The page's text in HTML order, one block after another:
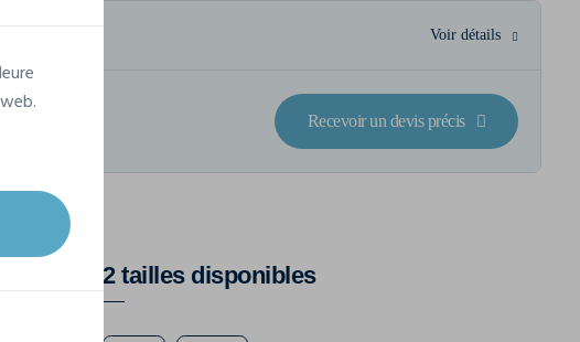
Voir détails
/pièce
€ TTC
Recevoir un devis précis
2 tailles disponibles